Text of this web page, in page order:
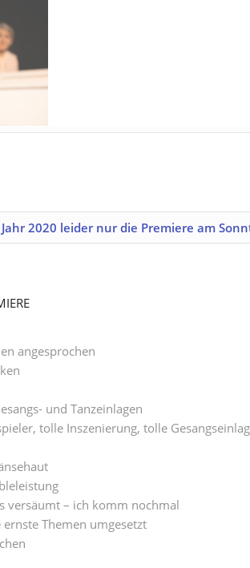
2020 leider nur die Premiere am
angesprochen
und Tanzeinlagen
tolle Inszenierung, tolle
versäumt – ich komm nochmal
Themen umgesetzt